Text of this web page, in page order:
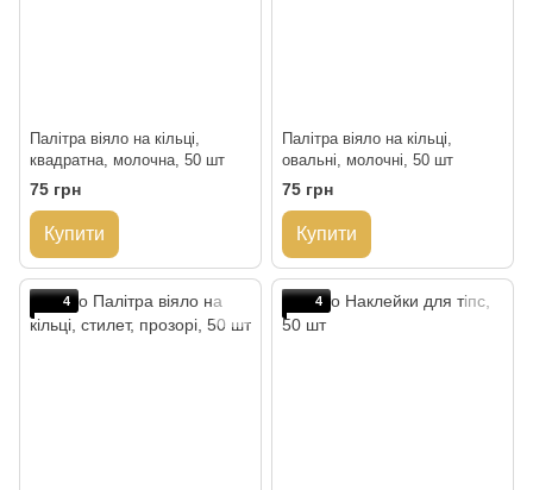
Палітра віяло на кільці,
квадратна, молочна, 50 шт
75 грн
Купити
Палітра віяло на кільці,
овальні, молочні, 50 шт
75 грн
Купити
4 4